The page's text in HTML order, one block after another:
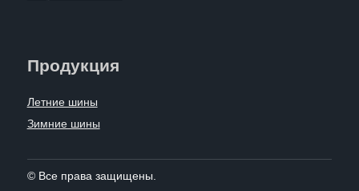
Продукция
Летние шины
Зимние шины
© Все права защищены.